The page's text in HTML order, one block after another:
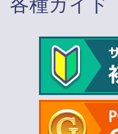
各種ガイド